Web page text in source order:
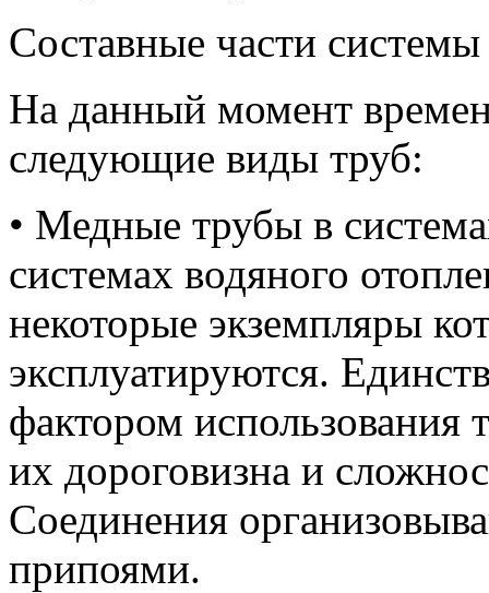
Составные части
На данный момент
следующие виды труб:
• Медные трубы в
системах водяного
некоторые экземпляры
эксплуатируются.
фактором использования
их дороговизна и
Соединения
припоями.